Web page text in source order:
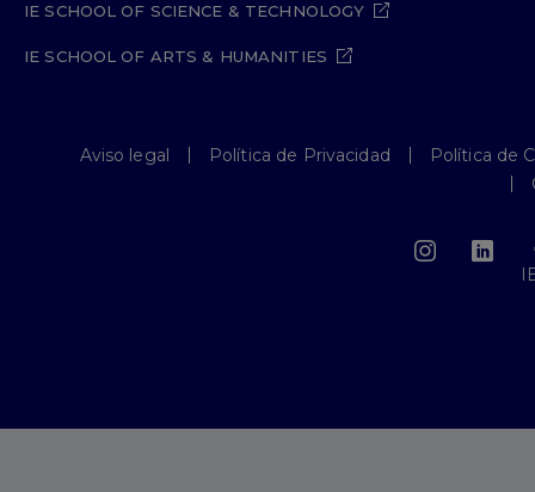
IE SCHOOL OF SCIENCE & TECHNOLOGY
IE SCHOOL OF ARTS & HUMANITIES
Aviso legal Política de Privacidad
Política de